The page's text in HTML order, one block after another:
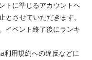
トに準じるアカウントへ
させていただきます。
イベント終了後にランキ
利用規約への違反などに